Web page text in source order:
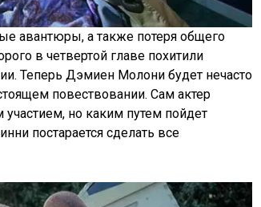
авантюры, а также потеря общего
в четвертой главе похитили
Теперь Дэмиен Молони будет нечасто
повествовании. Сам актер
но каким путем пойдет
постарается сделать все